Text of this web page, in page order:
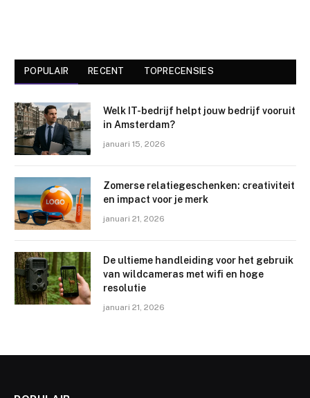
POPULAIR RECENT TOPRECENSIES
Welk IT-bedrijf helpt jouw bedrijf vooruit
in Amsterdam?
januari 15, 2026
Zomerse relatiegeschenken: creativiteit
en impact voor je merk
januari 21, 2026
De ultieme handleiding voor het gebruik
van wildcameras met wifi en hoge
resolutie
januari 21, 2026